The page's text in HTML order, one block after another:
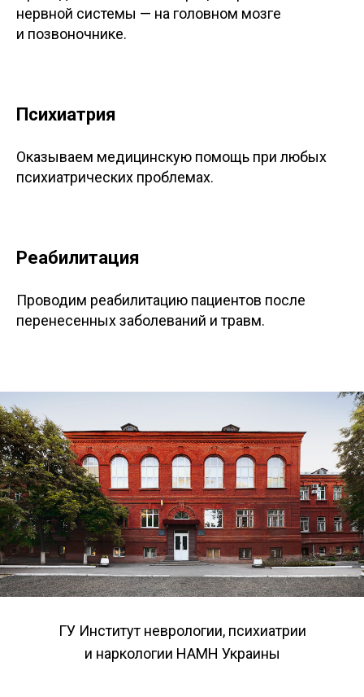
нервной системы — на головном мозге
и позвоночнике.
Психиатрия
Оказываем медицинскую помощь при любых
психиатрических проблемах.
Реабилитация
Проводим реабилитацию пациентов после
перенесенных заболеваний и травм.
ГУ Институт неврологии, психиатрии
и наркологии НАМН Украины